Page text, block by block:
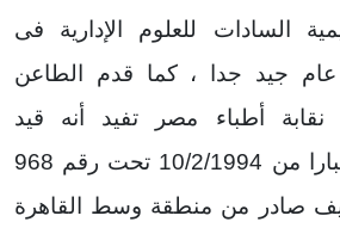
السادات للعلوم الإدارية فى
بتقدير عام جيد جدا ، كما قدم الطاعن
أطباء مصر تفيد أنه قيد
استشارى عيون اعتبارا من 10/2/1994 تحت رقم 968
صادر من منطقة وسط القاهرة